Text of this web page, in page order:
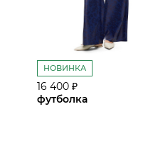
НОВИНКА
16 400 ₽
футболка